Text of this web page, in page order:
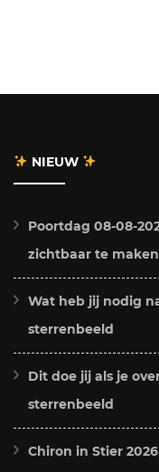
NIEUW
Poortdag 08-08-
zichtbaar te maken
Wat heb jij nodig
sterrenbeeld
Dit doe jij als je
sterrenbeeld
Chiron in Stier